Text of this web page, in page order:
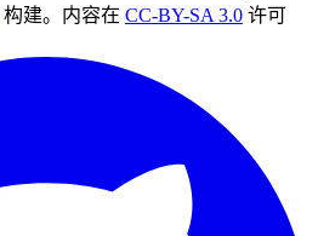
构建。内容在 CC-BY-SA 3.0 许可